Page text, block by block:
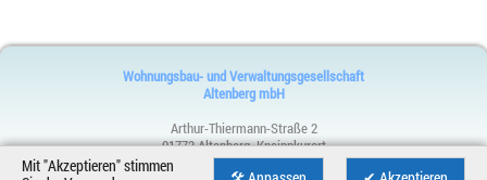
Wohnungsbau- und Verwaltungsgesellschaft
Altenberg mbH
Arthur-Thiermann-Straße 2
01773 Altenberg, Kneippkurort
Telefon:035056 32383
Mit "Akzeptieren" stimmen